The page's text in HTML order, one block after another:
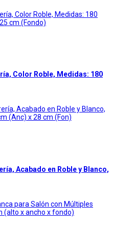
Color Roble, Medidas: 180
Acabado en Roble y Blanco,